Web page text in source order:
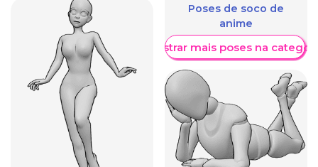
Poses de soco de
anime
Mostrar mais poses na